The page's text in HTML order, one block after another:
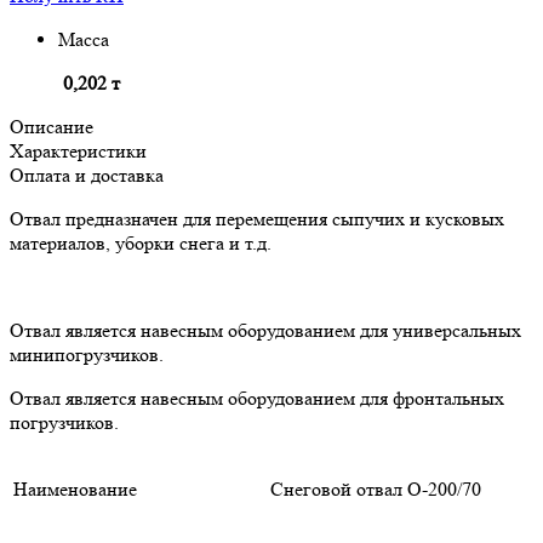
Масса
0,202 т
Описание
Характеристики
Оплата и доставка
Отвал предназначен для перемещения сыпучих и кусковых
материалов, уборки снега и т.д.
Отвал является навесным оборудованием для универсальных
минипогрузчиков.
Отвал является навесным оборудованием для фронтальных
погрузчиков.
Наименование Снеговой отвал О-200/70